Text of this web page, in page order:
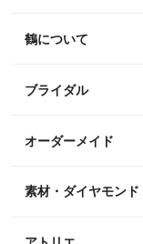
鶴について
ブライダル
オーダーメイド
素材・ダイヤモンド